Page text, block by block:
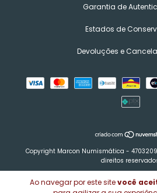
Ao navegar por este sitevocê
Garantia de
Estados de
Devoluções e
Copyright Marcon Numismática -
direitos